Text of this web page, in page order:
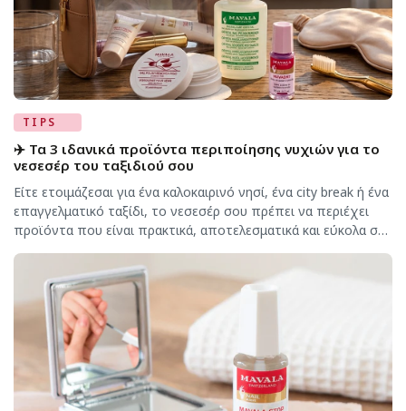
TIPS
✈️ Τα 3 ιδανικά προϊόντα περιποίησης νυχιών για το
νεσεσέρ του ταξιδιού σου
Είτε ετοιμάζεσαι για ένα καλοκαιρινό νησί, ένα city break ή ένα
επαγγελματικό ταξίδι, το νεσεσέρ σου πρέπει να περιέχει
προϊόντα που είναι πρακτικά, αποτελεσματικά και εύκολα στη
περιποιημένα, αυτά τα τρία προϊόντα της MAVALA δεν
πρέπει να λείπουν από τις αποσκευές σου. 🧼 1. MAVALA
Remover […]